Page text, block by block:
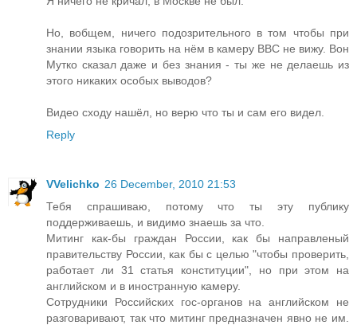
Но, вобщем, ничего подозрительного в том чтобы при
знании языка говорить на нём в камеру BBC не вижу. Вон
Мутко сказал даже и без знания - ты же не делаешь из
этого никаких особых выводов?
Видео сходу нашёл, но верю что ты и сам его видел.
Reply
VVelichko 26 December, 2010 21:53
Тебя спрашиваю, потому что ты эту публику
поддерживаешь, и видимо знаешь за что.
Митинг как-бы граждан России, как бы направленый
правительству России, как бы с целью "чтобы проверить,
работает ли 31 статья конституции", но при этом на
английском и в иностранную камеру.
Сотрудники Российских гос-органов на английском не
разговаривают, так что митинг предназначен явно не им.